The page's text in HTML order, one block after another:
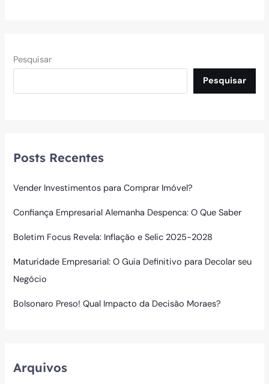
Pesquisar
Pesquisar
Posts Recentes
Vender Investimentos para Comprar Imóvel?
Confiança Empresarial Alemanha Despenca: O Que Saber
Boletim Focus Revela: Inflação e Selic 2025-2028
Maturidade Empresarial: O Guia Definitivo para Decolar seu
Negócio
Bolsonaro Preso! Qual Impacto da Decisão Moraes?
Arquivos